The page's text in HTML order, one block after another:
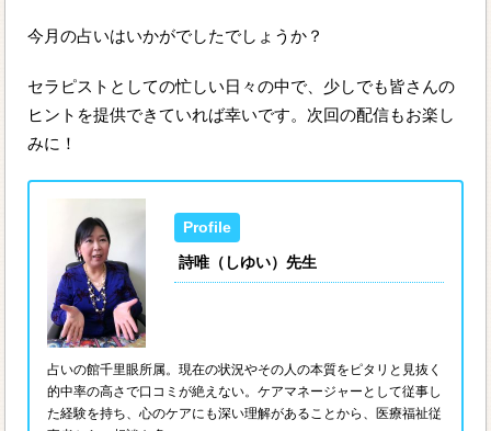
今月の占いはいかがでしたでしょうか？
セラピストとしての忙しい日々の中で、少しでも皆さんの
ヒントを提供できていれば幸いです。次回の配信もお楽し
みに！
詩唯（しゆい）先生
占いの館千里眼所属。現在の状況やその人の本質をピタリと見抜く
的中率の高さで口コミが絶えない。ケアマネージャーとして従事し
た経験を持ち、心のケアにも深い理解があることから、医療福祉従